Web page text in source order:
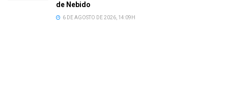
de Nebido
6 DE AGOSTO DE 2026, 14:09H